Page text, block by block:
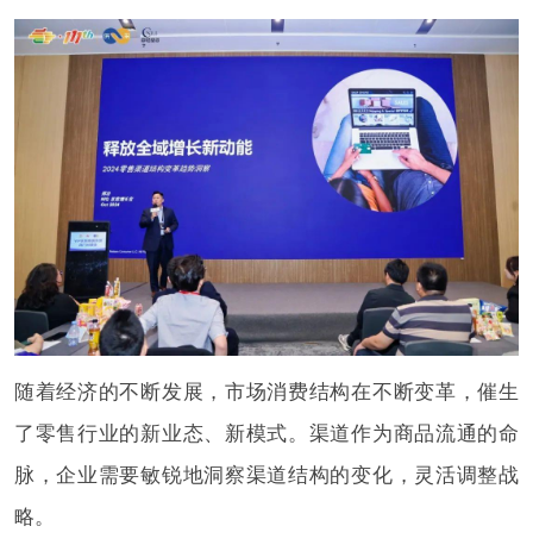
随着经济的不断发展，市场消费结构在不断变革，催生
了零售行业的新业态、新模式。渠道作为商品流通的命
脉，企业需要敏锐地洞察渠道结构的变化，灵活调整战
略。